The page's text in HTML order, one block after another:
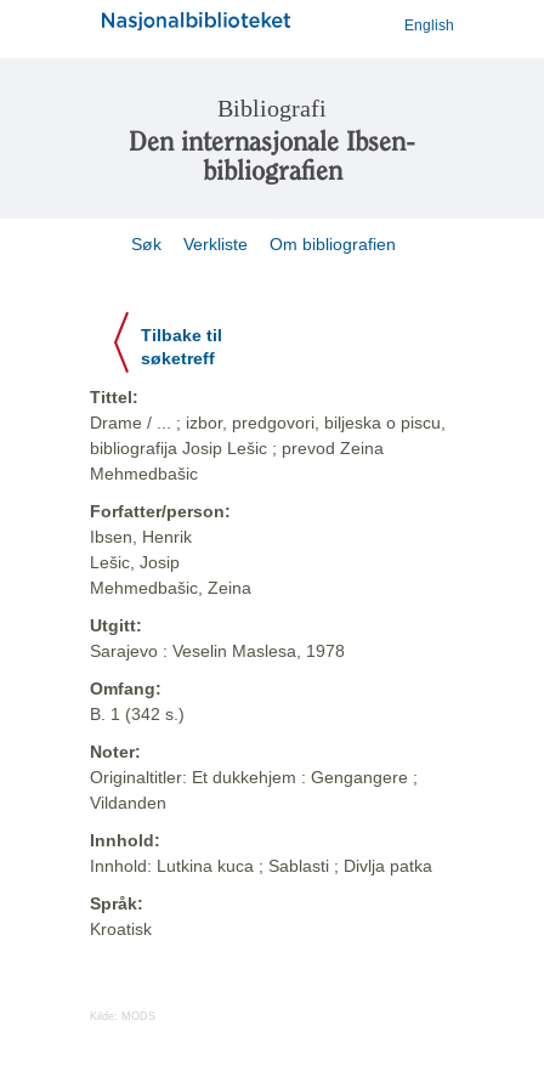
English
Bibliografi
Den internasjonale Ibsen-
bibliografien
Søk Verkliste Om bibliografien
Tilbake til
søketreff
Tittel:
Drame / ... ; izbor, predgovori, biljeska o piscu,
bibliografija Josip Lešic ; prevod Zeina
Mehmedbašic
Forfatter/person:
Ibsen, Henrik
Lešic, Josip
Mehmedbašic, Zeina
Utgitt:
Sarajevo : Veselin Maslesa, 1978
Omfang:
B. 1 (342 s.)
Noter:
Originaltitler: Et dukkehjem : Gengangere ;
Vildanden
Innhold:
Innhold: Lutkina kuca ; Sablasti ; Divlja patka
Språk:
Kroatisk
Kilde: MODS